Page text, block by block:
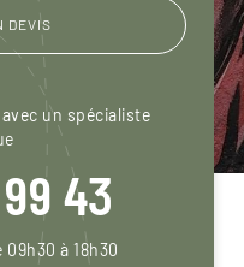
DEVIS
un spécialiste
43
à 18h30